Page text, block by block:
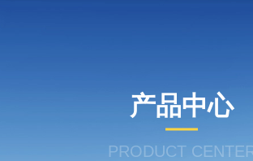
产品中心
PRODUCT